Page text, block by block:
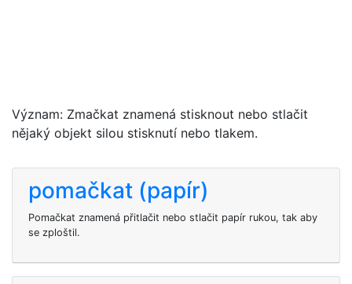
Význam: Zmačkat znamená stisknout nebo stlačit
nějaký objekt silou stisknutí nebo tlakem.
pomačkat (papír)
Pomačkat znamená přitlačit nebo stlačit papír rukou, tak aby
se zploštil.